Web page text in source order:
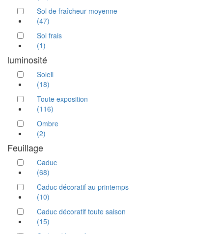
Sol de fraîcheur moyenne
(47)
Sol frais
(1)
luminosité
Soleil
(18)
Toute exposition
(116)
Ombre
(2)
Feuillage
Caduc
(68)
Caduc décoratif au printemps
(10)
Caduc décoratif toute saison
(15)